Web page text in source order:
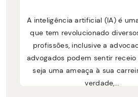
A inteligência artificial (IA) é
que tem revolucionado
profissões, inclusive a
advogados podem sentir receio
seja uma ameaça à sua
verdade,...